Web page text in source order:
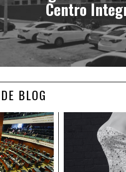
Centro
BLOG